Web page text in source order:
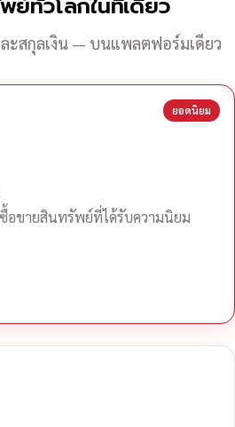
ะสกุลเงิน — บนแพลตฟอร์มเดียว
ยอดนิยม
ซื้อขายสินทรัพย์ที่ได้รับความนิยม